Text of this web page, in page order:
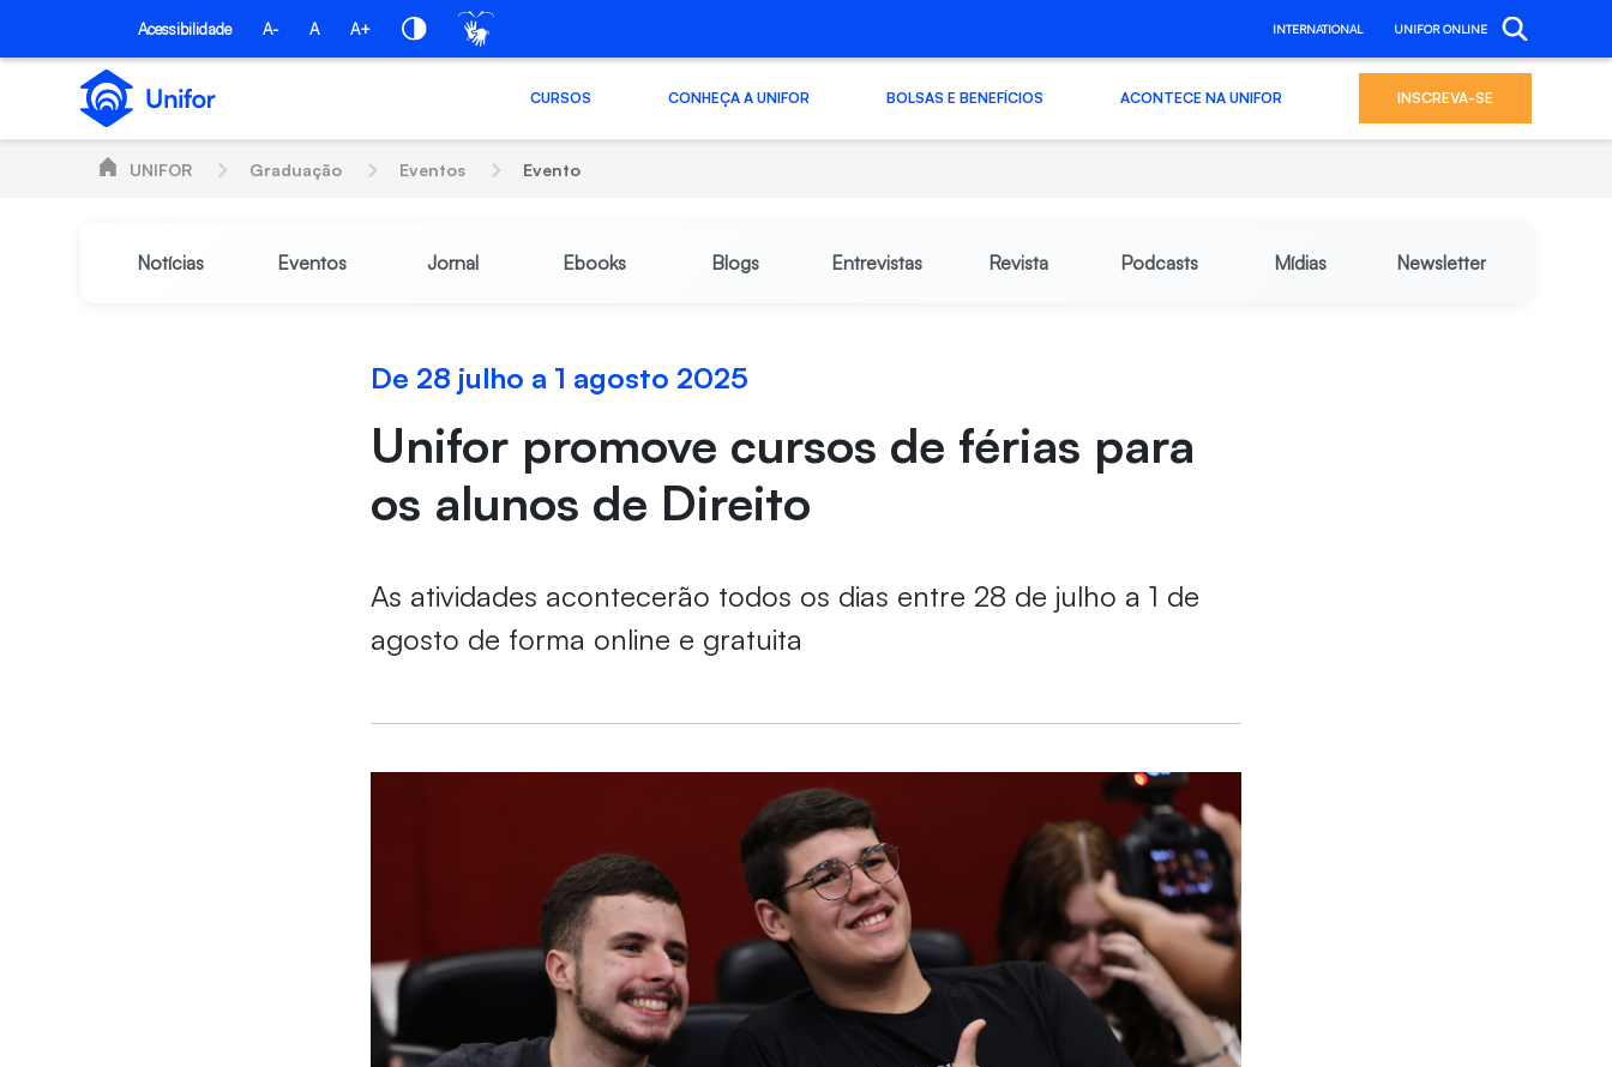
Pular para o Conteúdo principal
Acessibilidade A- A A+ INTERNATIONAL UNIFOR ONLINE
CURSOS CONHEÇA A UNIFOR BOLSAS E BENEFÍCIOS ACONTECE NA UNIFOR INSCREVA-SE
UNIFOR Graduação Eventos Evento
Notícias Eventos Jornal Ebooks Blogs Entrevistas Revista Podcasts Mídias Newsletter
De 28 julho a 1 agosto 2025
Unifor promove cursos de férias para
os alunos de Direito
As atividades acontecerão todos os dias entre 28 de julho a 1 de
agosto de forma online e gratuita